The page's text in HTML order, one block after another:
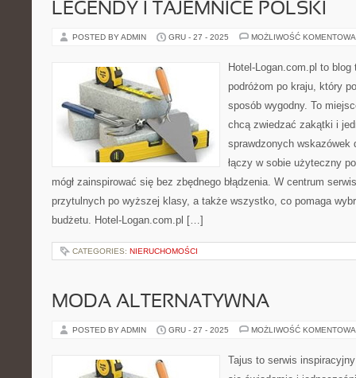
LEGENDY I TAJEMNICE POLSKI
POSTED BY ADMIN GRU - 27 - 2025 MOŻLIWOŚĆ
Hotel-Logan.com.pl to
podróżom po kraju, który
sposób wygodny. To
chcą zwiedzać zakątki i
sprawdzonych
łączy w sobie użyteczny
mógł zainspirować się bez zbędnego błądzenia. W centrum
przytulnych po wyższej klasy, a także wszystko, co pomaga
budżetu. Hotel-Logan.com.pl […]
CATEGORIES: NIERUCHOMOŚCI
MODA ALTERNATYWNA
POSTED BY ADMIN GRU - 27 - 2025 MOŻLIWOŚĆ
Tajus to serwis